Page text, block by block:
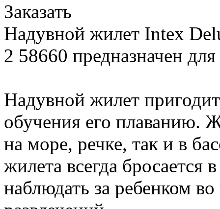
Заказать
Надувной жилет Intex
2 58660 предназначен
Надувной жилет
обучения его плаванию.
на море, речке, так и в
жилета всегда бросается
наблюдать за ребенком